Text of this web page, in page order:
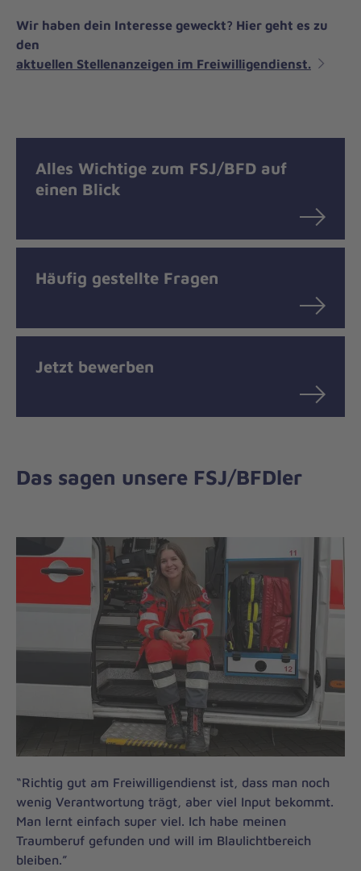
Wir haben dein Interesse geweckt? Hier geht es zu
den
aktuellen Stellenanzeigen im Freiwilligendienst.
Alles Wichtige zum FSJ/BFD auf
einen Blick
Häufig gestellte Fragen
Jetzt bewerben
Das sagen unsere FSJ/BFDler
“Richtig gut am Freiwilligendienst ist, dass man noch
wenig Verantwortung trägt, aber viel Input bekommt.
Man lernt einfach super viel. Ich habe meinen
Traumberuf gefunden und will im Blaulichtbereich
bleiben.”